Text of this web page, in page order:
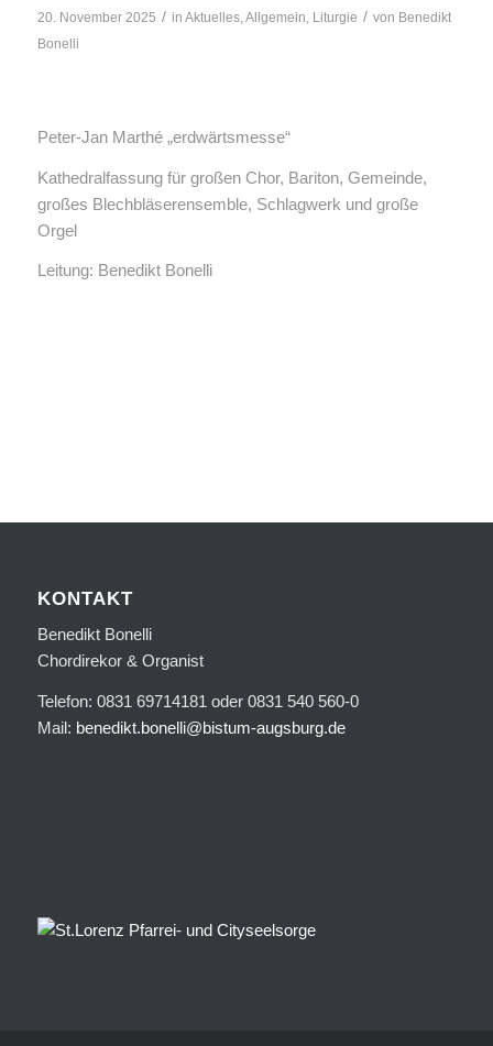
20. November 2025 / in Aktuelles,Allgemein, Liturgie / von Benedikt
Bonelli
Peter-Jan Marthé „erdwärtsmesse“
Kathedralfassung für großen Chor, Bariton, Gemeinde,
großes Blechbläserensemble, Schlagwerk und große
Orgel
Leitung: Benedikt Bonelli
KONTAKT
Benedikt Bonelli
Chordirekor & Organist
Telefon: 0831 69714181 oder 0831 540 560-0
Mail: benedikt.bonelli@bistum-augsburg.de